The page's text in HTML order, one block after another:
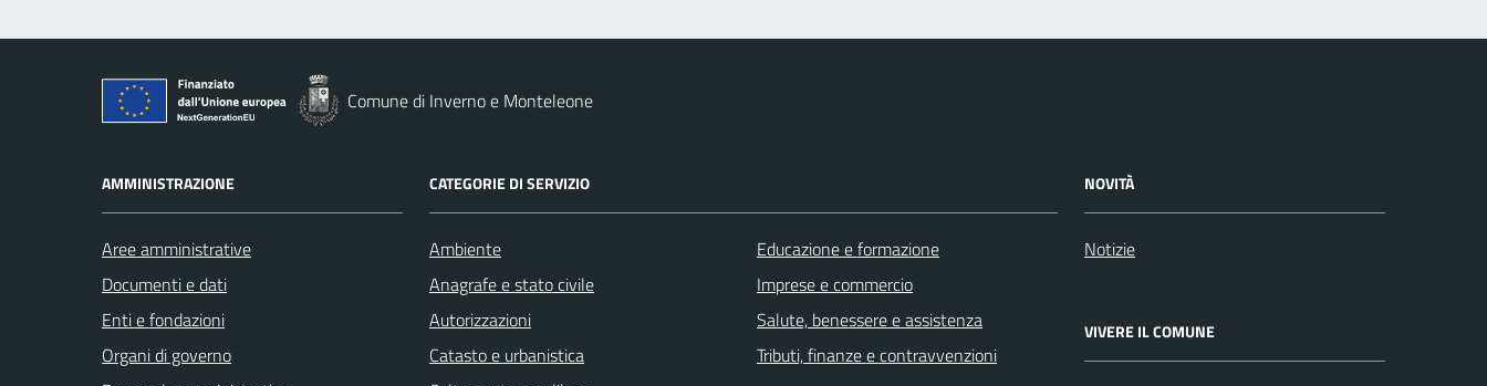
Comune di Inverno e Monteleone
AMMINISTRAZIONE
Aree amministrative
Documenti e dati
Enti e fondazioni
Organi di governo
CATEGORIE DI SERVIZIO
Ambiente
Anagrafe e stato civile
Autorizzazioni
Catasto e urbanistica
Educazione e formazione
Imprese e commercio
Salute, benessere e assistenza
Tributi, finanze e contravvenzioni
NOVITÀ
Notizie
VIVERE IL COMUNE